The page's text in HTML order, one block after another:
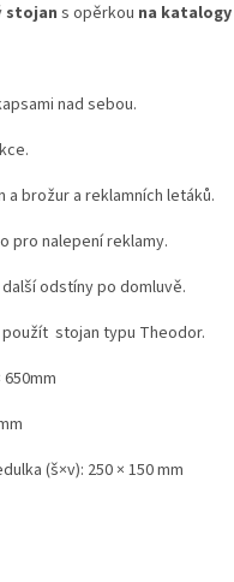
stojan s opěrkou na katalogy
nad sebou.
brožur a reklamních letáků.
pro nalepení reklamy.
odstíny po domluvě.
stojan typu Theodor.
(š×v): 250 × 150 mm